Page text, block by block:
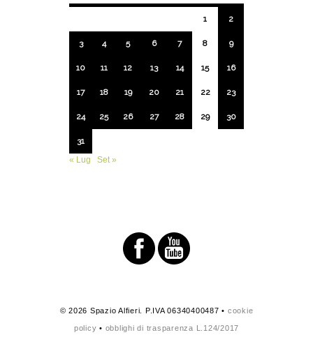
1 2
3 4 5 6 7 8 9
10 11 12 13 14 15 16
17 18 19 20 21 22 23
24 25 26 27 28 29 30
31
« Lug
Set »
© 2026 Spazio Alfieri. P.IVA 06340400487 • cookie
policy • obblighi di trasparenza L.124/2017